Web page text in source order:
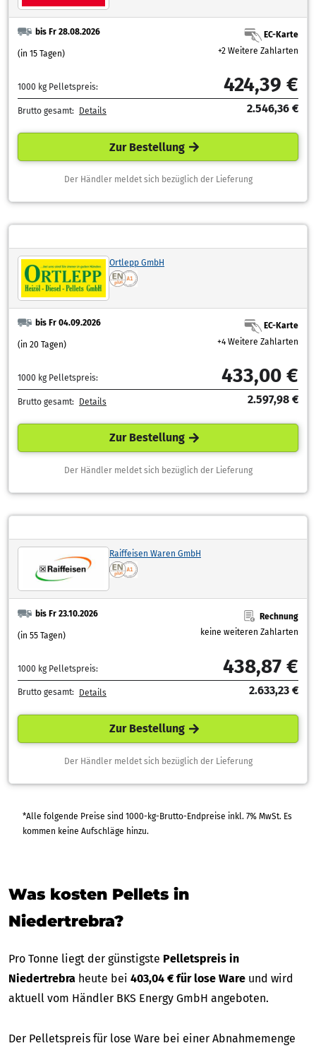
bis Fr 28.08.2026
(in 15 Tagen)
EC-Karte
+2 Weitere Zahlarten
1000 kg Pelletspreis: 424,39 €
Brutto gesamt: Details 2.546,36 €
Zur Bestellung
Der Händler meldet sich bezüglich der Lieferung
Ortlepp GmbH
bis Fr 04.09.2026
(in 20 Tagen)
EC-Karte
+4 Weitere Zahlarten
1000 kg Pelletspreis: 433,00 €
Brutto gesamt: Details 2.597,98 €
Zur Bestellung
Der Händler meldet sich bezüglich der Lieferung
Raiffeisen Waren GmbH
bis Fr 23.10.2026
(in 55 Tagen)
Rechnung
keine weiteren Zahlarten
1000 kg Pelletspreis: 438,87 €
Brutto gesamt: Details 2.633,23 €
Zur Bestellung
Der Händler meldet sich bezüglich der Lieferung
*Alle folgende Preise sind 1000-kg-Brutto-Endpreise inkl. 7% MwSt. Es
kommen keine Aufschläge hinzu.
Was kosten Pellets in
Niedertrebra?
Pro Tonne liegt der günstigste Pelletspreis in
Niedertrebra heute bei 403,04 € für lose Ware und wird
aktuell vom Händler BKS Energy GmbH angeboten.
Der Pelletspreis für lose Ware bei einer Abnahmemenge